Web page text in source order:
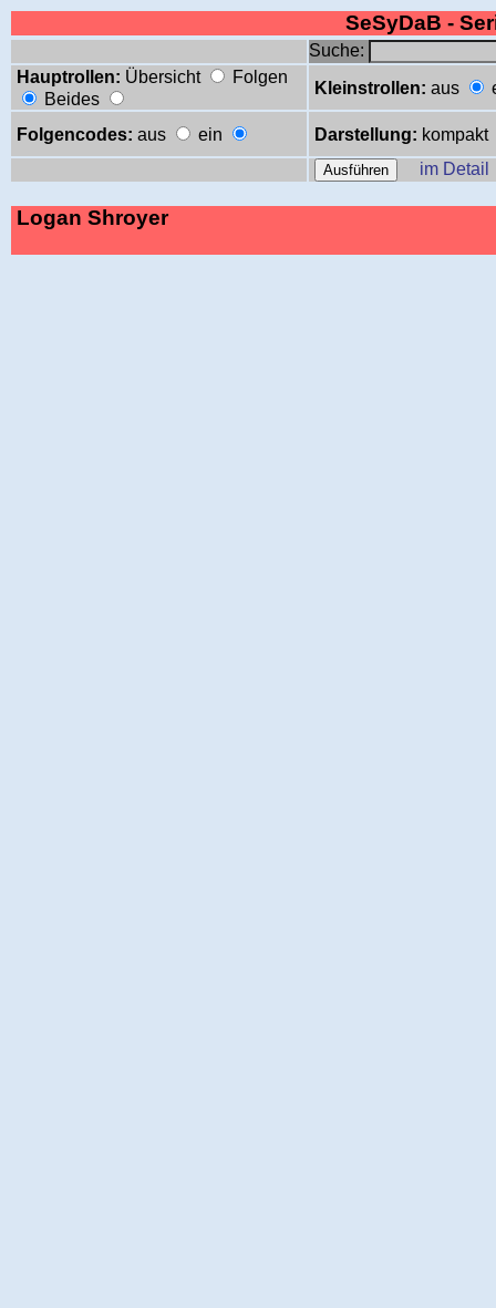
SeSyDaB -
Suche:
Hauptrollen: Übersicht
Folgen
Beides
Kleinstrollen: aus
Folgencodes: aus ein Darstellung: kompakt
im Detail
Logan Shroyer